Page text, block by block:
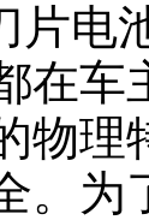
片电
在
物
。为